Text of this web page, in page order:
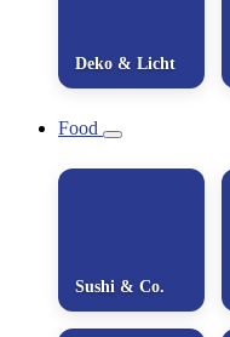
Deko & Licht
Food
Sushi & Co.